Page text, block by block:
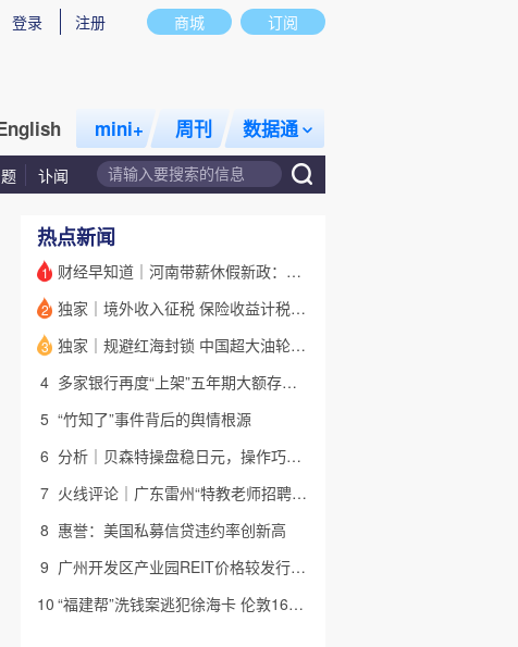
商城 订阅
登录 注册
mini+ 周刊 数据通
讣闻
话题 特别呈现 私房课
热点新闻
1 财经早知道｜河南带薪休假新政：领导干部带头，全员应休尽休
2 独家｜境外收入征税 保险收益计税详解(含视频)
3
独家｜规避红海封锁 中国超大油轮停靠埃及绕行非洲
4
多家银行再度“上架”五年期大额存单 有何考量？(含视频)
5 “竹知了”事件背后的舆情根源
6
分析｜贝森特操盘稳日元，操作巧思能否撬动美日货币基本面
7
火线评论｜广东雷州“特教老师招聘违规”很雷，仍有诸多疑点
8 惠誉：美国私募信贷违约率创新高
9
广州开发区产业园REIT价格较发行价“腰斩” 底层资产出租率降至67%
10
“福建帮”洗钱案逃犯徐海卡 伦敦16套房拟被英国没收(含视频)